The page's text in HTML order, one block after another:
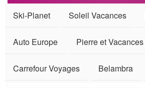
Ski-Planet Soleil Vacances
Auto Europe Pierre et Vacances
Carrefour Voyages Belambra